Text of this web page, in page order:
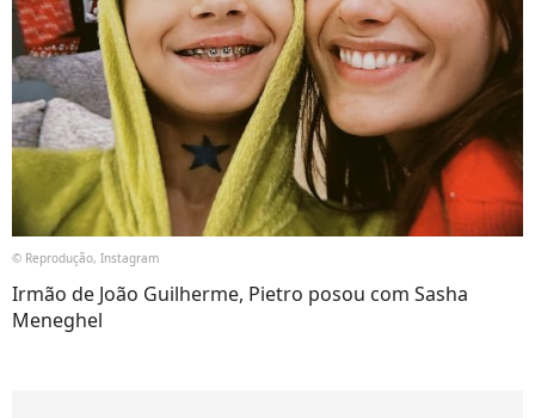
© Reprodução, Instagram
Irmão de João Guilherme, Pietro posou com Sasha
Meneghel